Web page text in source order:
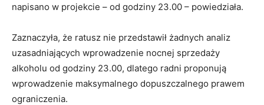
napisano w projekcie – od godziny 23.00 – powiedziała.
Zaznaczyła, że ratusz nie przedstawił żadnych analiz
uzasadniających wprowadzenie nocnej sprzedaży
alkoholu od godziny 23.00, dlatego radni proponują
wprowadzenie maksymalnego dopuszczalnego prawem
ograniczenia.